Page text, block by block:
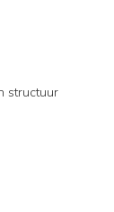
structuur